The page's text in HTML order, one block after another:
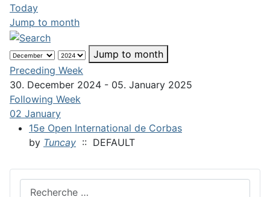
Today
Jump to month
Jump to month
Preceding Week
30. December 2024 - 05. January 2025
Following Week
02 January
15e Open International de Corbas
by Tuncay :: DEFAULT